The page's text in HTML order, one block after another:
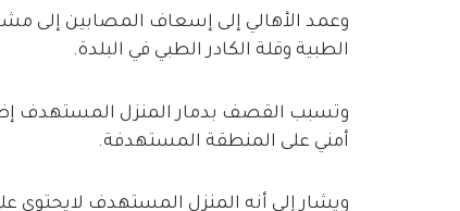
وعمد الأهالي إلى إسعاف المصابين إلى
الطبية وقلة الكادر الطبي في البلدة.
وتسبب القصف بدمار المنزل المستهدف
أمني على المنطقة المستهدفة.
ويشار إلى أنه المنزل المستهدف لايحتوي